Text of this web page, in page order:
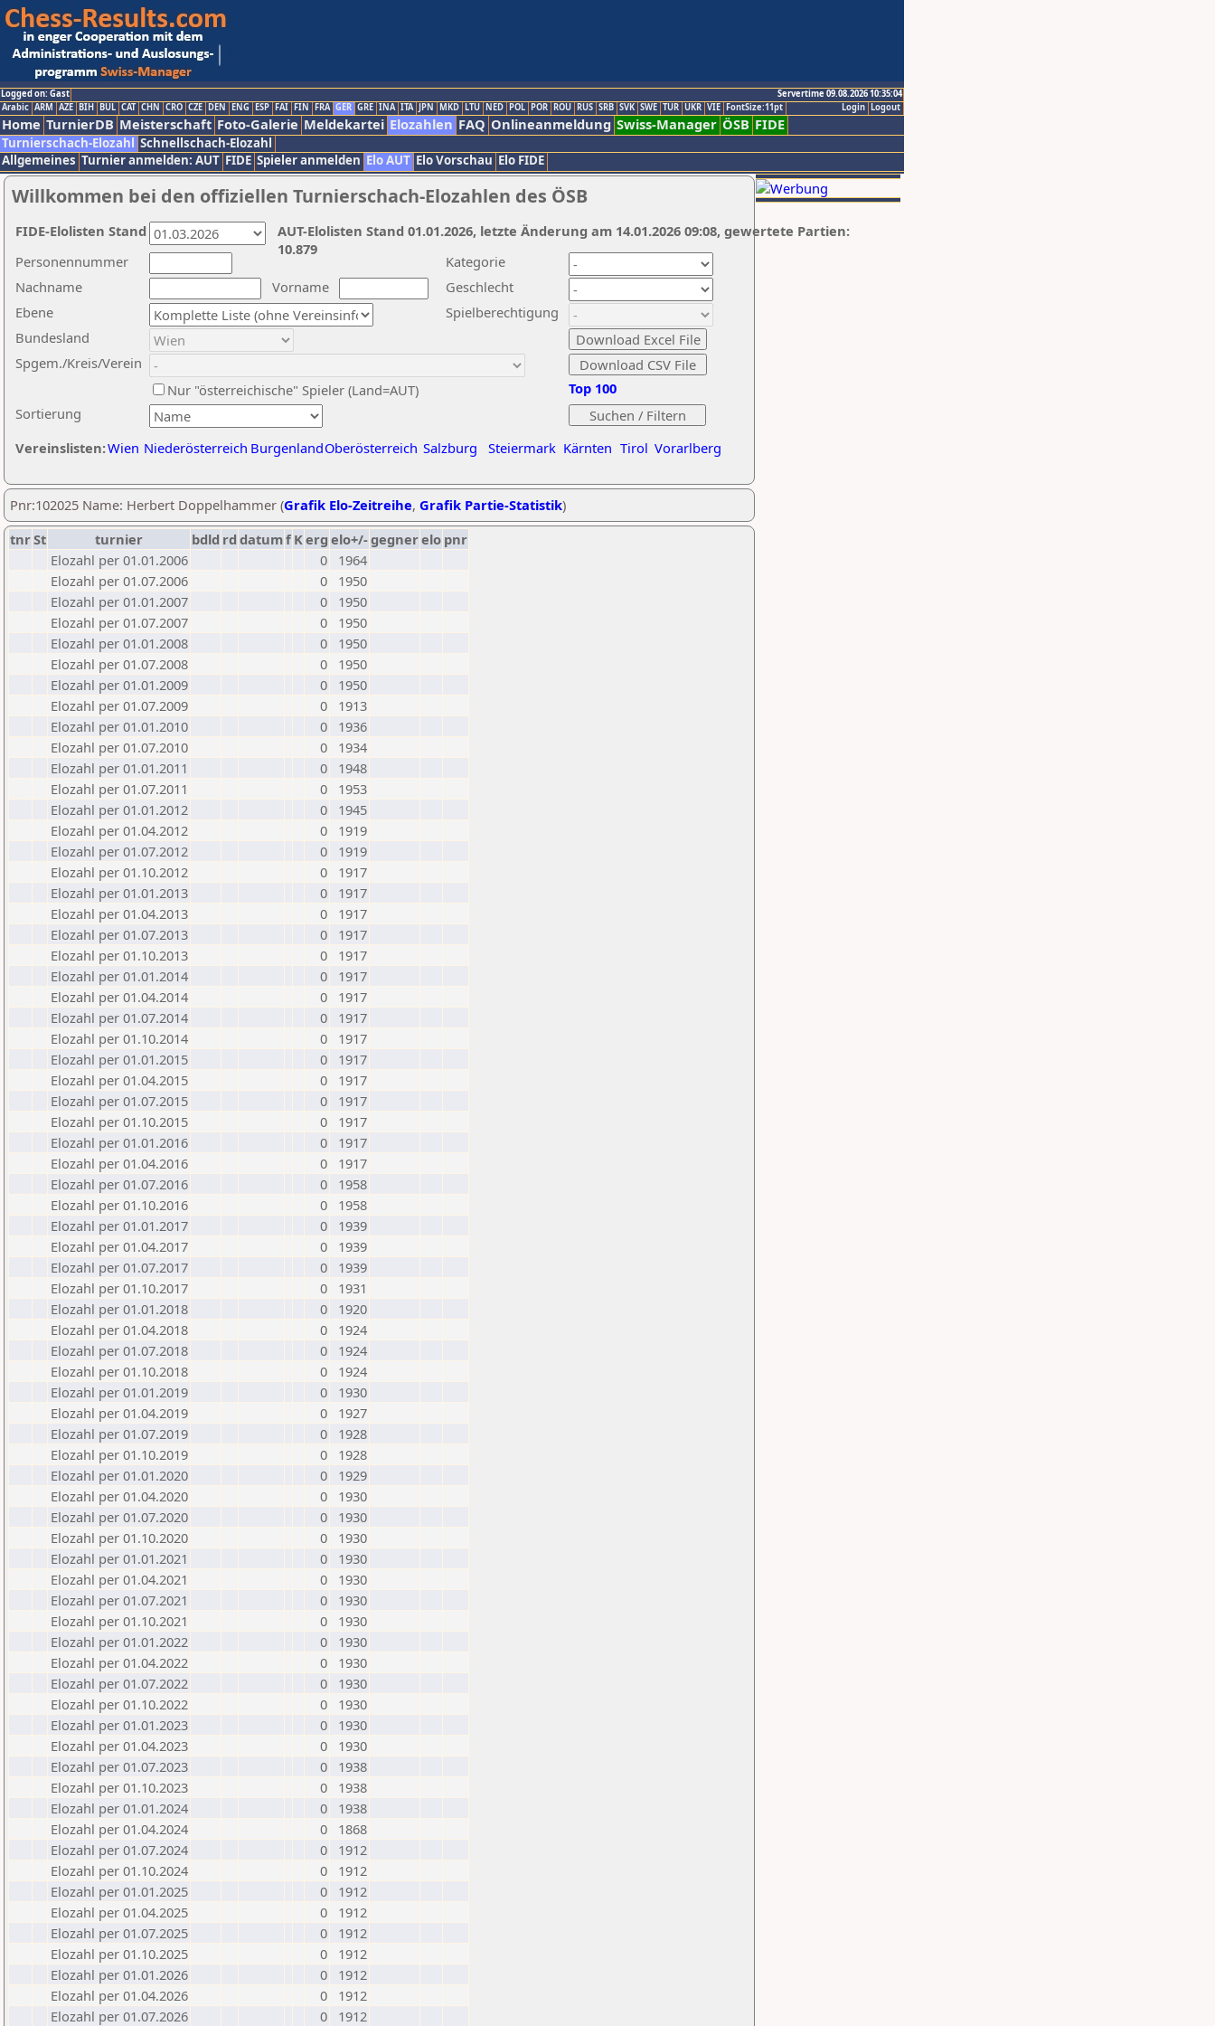
Logged on: Gast
Servertime 09.08.2026 10:35:04
Logout
Login
Arabic ARM AZE BIH BUL CAT CHN CRO CZE DEN ENG ESP FAI FIN FRA GER GRE INA ITA JPN MKD LTU NED POL POR ROU RUS SRB SVK SWE TUR UKR VIE FontSize:11pt
Home TurnierDB Meisterschaft Foto-Galerie Meldekartei Elozahlen FAQ Onlineanmeldung Swiss-Manager ÖSB FIDE
Turnierschach-Elozahl Schnellschach-Elozahl
Allgemeines Turnier anmelden: AUT FIDE Spieler anmelden Elo AUT Elo Vorschau Elo FIDE
Willkommen bei den offiziellen Turnierschach-Elozahlen des ÖSB
Nachname
Vorname
Ebene
Kategorie
Sortierung
Personennummer
Bundesland
Spgem./Kreis/Verein
Geschlecht
Nur "österreichische" Spieler (Land=AUT)
Spielberechtigung
Vereinslisten:Wien Niederösterreich BurgenlandOberösterreich Salzburg Steiermark Kärnten Tirol Vorarlberg
Top 100
AUT-Elolisten Stand 01.01.2026, letzte Änderung am 14.01.2026 09:08, gewertete Partien:
10.879
FIDE-Elolisten Stand
Pnr:102025 Name: Herbert Doppelhammer (Grafik Elo-Zeitreihe, Grafik Partie-Statistik)
tnrSt turnier bdld rd datumf Kerg elo+/-gegnerelo pnr
Elozahl per 01.01.2006
0
1964
Elozahl per 01.07.2006
0
1950
Elozahl per 01.01.2007
0
1950
Elozahl per 01.07.2007
0
1950
Elozahl per 01.01.2008
0
1950
Elozahl per 01.07.2008
0
1950
Elozahl per 01.01.2009
0
1950
Elozahl per 01.07.2009
0
1913
Elozahl per 01.01.2010
0
1936
Elozahl per 01.07.2010
0
1934
Elozahl per 01.01.2011
0
1948
Elozahl per 01.07.2011
0
1953
Elozahl per 01.01.2012
0
1945
Elozahl per 01.04.2012
0
1919
Elozahl per 01.07.2012
0
1919
Elozahl per 01.10.2012
0
1917
Elozahl per 01.01.2013
0
1917
Elozahl per 01.04.2013
0
1917
Elozahl per 01.07.2013
0
1917
Elozahl per 01.10.2013
0
1917
Elozahl per 01.01.2014
0
1917
Elozahl per 01.04.2014
0
1917
Elozahl per 01.07.2014
0
1917
Elozahl per 01.10.2014
0
1917
Elozahl per 01.01.2015
0
1917
Elozahl per 01.04.2015
0
1917
Elozahl per 01.07.2015
0
1917
Elozahl per 01.10.2015
0
1917
Elozahl per 01.01.2016
0
1917
Elozahl per 01.04.2016
0
1917
Elozahl per 01.07.2016
0
1958
Elozahl per 01.10.2016
0
1958
Elozahl per 01.01.2017
0
1939
Elozahl per 01.04.2017
0
1939
Elozahl per 01.07.2017
0
1939
Elozahl per 01.10.2017
0
1931
Elozahl per 01.01.2018
0
1920
Elozahl per 01.04.2018
0
1924
Elozahl per 01.07.2018
0
1924
Elozahl per 01.10.2018
0
1924
Elozahl per 01.01.2019
0
1930
Elozahl per 01.04.2019
0
1927
Elozahl per 01.07.2019
0
1928
Elozahl per 01.10.2019
0
1928
Elozahl per 01.01.2020
0
1929
Elozahl per 01.04.2020
0
1930
Elozahl per 01.07.2020
0
1930
Elozahl per 01.10.2020
0
1930
Elozahl per 01.01.2021
0
1930
Elozahl per 01.04.2021
0
1930
Elozahl per 01.07.2021
0
1930
Elozahl per 01.10.2021
0
1930
Elozahl per 01.01.2022
0
1930
Elozahl per 01.04.2022
0
1930
Elozahl per 01.07.2022
0
1930
Elozahl per 01.10.2022
0
1930
Elozahl per 01.01.2023
0
1930
Elozahl per 01.04.2023
0
1930
Elozahl per 01.07.2023
0
1938
Elozahl per 01.10.2023
0
1938
Elozahl per 01.01.2024
0
1938
Elozahl per 01.04.2024
0
1868
Elozahl per 01.07.2024
0
1912
Elozahl per 01.10.2024
0
1912
Elozahl per 01.01.2025
0
1912
Elozahl per 01.04.2025
0
1912
Elozahl per 01.07.2025
0
1912
Elozahl per 01.10.2025
0
1912
Elozahl per 01.01.2026
0
1912
Elozahl per 01.04.2026
0
1912
Elozahl per 01.07.2026
0 1912